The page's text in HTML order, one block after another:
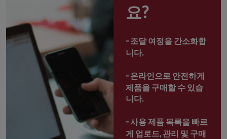
요?
- 조달 여정을 간소화합
니다.
- 온라인으로 안전하게
제품을 구매할 수 있습
니다.
- 사용 제품 목록을 빠르
게 업로드, 관리 및 구매